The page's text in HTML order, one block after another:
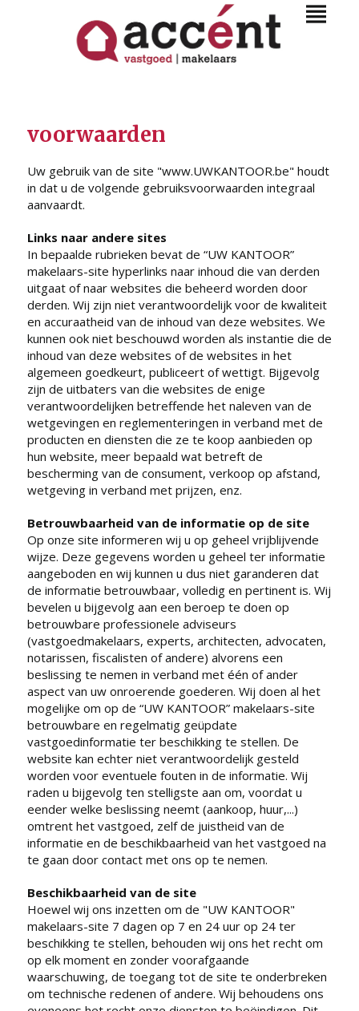
voorwaarden
Uw gebruik van de site "www.UWKANTOOR.be" houdt
in dat u de volgende gebruiksvoorwaarden integraal
aanvaardt.
Links naar andere sites
In bepaalde rubrieken bevat de “UW KANTOOR”
makelaars-site hyperlinks naar inhoud die van derden
uitgaat of naar websites die beheerd worden door
derden. Wij zijn niet verantwoordelijk voor de kwaliteit
en accuraatheid van de inhoud van deze websites. We
kunnen ook niet beschouwd worden als instantie die de
inhoud van deze websites of de websites in het
algemeen goedkeurt, publiceert of wettigt. Bijgevolg
zijn de uitbaters van die websites de enige
verantwoordelijken betreffende het naleven van de
wetgevingen en reglementeringen in verband met de
producten en diensten die ze te koop aanbieden op
hun website, meer bepaald wat betreft de
bescherming van de consument, verkoop op afstand,
wetgeving in verband met prijzen, enz.
Betrouwbaarheid van de informatie op de site
Op onze site informeren wij u op geheel vrijblijvende
wijze. Deze gegevens worden u geheel ter informatie
aangeboden en wij kunnen u dus niet garanderen dat
de informatie betrouwbaar, volledig en pertinent is. Wij
bevelen u bijgevolg aan een beroep te doen op
betrouwbare professionele adviseurs
(vastgoedmakelaars, experts, architecten, advocaten,
notarissen, fiscalisten of andere) alvorens een
beslissing te nemen in verband met één of ander
aspect van uw onroerende goederen. Wij doen al het
mogelijke om op de “UW KANTOOR” makelaars-site
betrouwbare en regelmatig geüpdate
vastgoedinformatie ter beschikking te stellen. De
website kan echter niet verantwoordelijk gesteld
worden voor eventuele fouten in de informatie. Wij
raden u bijgevolg ten stelligste aan om, voordat u
eender welke beslissing neemt (aankoop, huur,...)
omtrent het vastgoed, zelf de juistheid van de
informatie en de beschikbaarheid van het vastgoed na
te gaan door contact met ons op te nemen.
Beschikbaarheid van de site
Hoewel wij ons inzetten om de "UW KANTOOR"
makelaars-site 7 dagen op 7 en 24 uur op 24 ter
beschikking te stellen, behouden wij ons het recht om
op elk moment en zonder voorafgaande
waarschuwing, de toegang tot de site te onderbreken
om technische redenen of andere. Wij behoudens ons